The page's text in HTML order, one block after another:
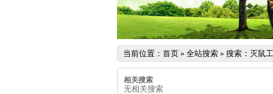
当前位置： 首页 » 全站搜索 » 搜索：灭鼠
相关搜索
无相关搜索